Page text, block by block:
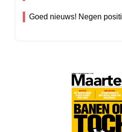
Goed nieuws! Negen